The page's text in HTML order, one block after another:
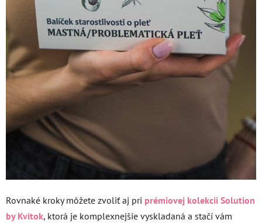
Rovnaké kroky môžete zvoliť aj pri prémiovej kolekcii Solution
by Kvitok, ktorá je komplexnejšie vyskladaná a stačí vám